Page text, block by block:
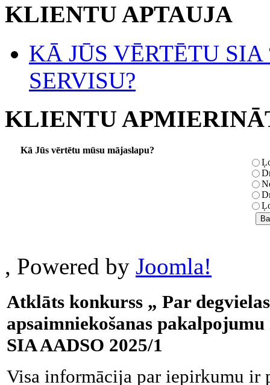
KLIENTU APTAUJA
KĀ JŪS VĒRTĒTU
SERVISU?
KLIENTU
Kā Jūs vērtētu mūsu mājaslapu?
, Powered by Joomla!
Atklāts konkurss „ Par
apsaimniekošanas
SIA AADSO 2025/1
Visa informācija par iepirkumu ir